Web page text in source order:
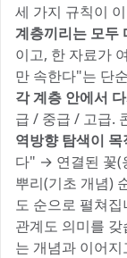
세 가지 규칙이
계층끼리는 모두
이고, 한 자료가
만 속한다"는 단
각 계층 안에서
급 / 중급 / 고급.
역방향 탐색이
다" → 연결된 꽃
뿌리(기초 개념)
도 순으로 펼쳐집
관계도 의미를
는 개념과 이어지